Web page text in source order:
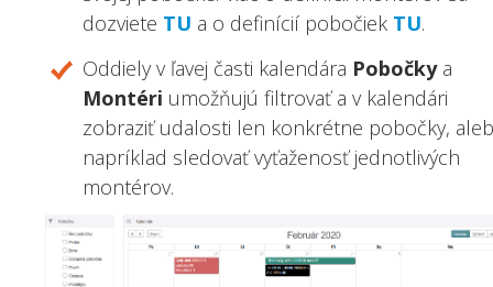
dozviete TU a o definícií pobočiek TU.
Oddiely v ľavej časti kalendára Pobočkya
Montéri umožňujú filtrovať a v kalendári
zobraziť udalosti len konkrétne pobočky,
napríklad sledovať vyťaženosť jednotlivých
montérov.